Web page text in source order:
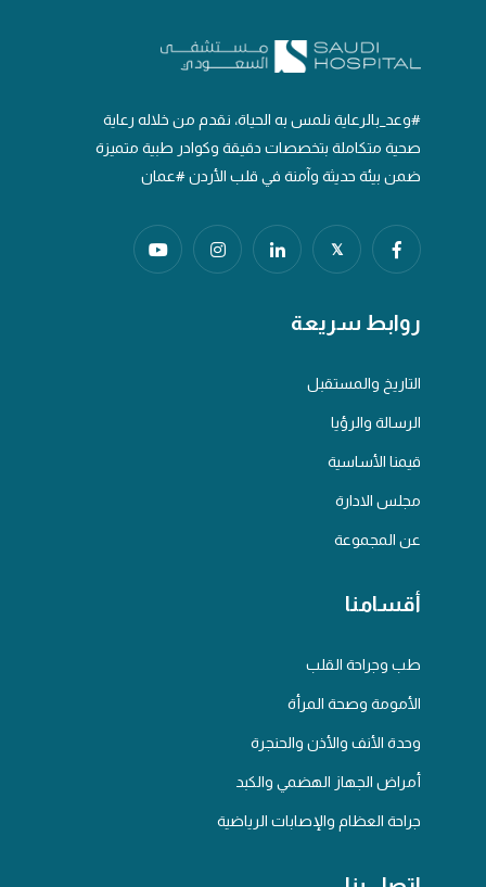
#وعد_بالرعاية نلمس به الحياة، نقدم من خلاله رعاية
صحية متكاملة بتخصصات دقيقة وكوادر طبية متميزة
ضمن بيئة حديثة وآمنة في قلب الأردن #عمان
𝕏
روابط سريعة
التاريخ والمستقبل
الرسالة والرؤيا
قيمنا الأساسية
مجلس الادارة
عن المجموعة
أقسامنا
طب وجراحة القلب
الأمومة وصحة المرأة
وحدة الأنف والأذن والحنجرة
أمراض الجهاز الهضمي والكبد
جراحة العظام والإصابات الرياضية